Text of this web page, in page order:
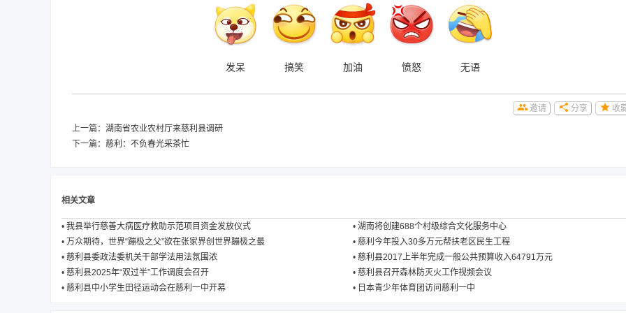
发呆 搞笑 加油 愤怒 无语
收
分享
邀请
上一篇： 湖南省农业农村厅来慈利县调研
下一篇： 慈利：不负春光采茶忙
相关文章
• 我县举行慈善大病医疗救助示范项目资金发放仪式 • 湖南将创建688个村级综合文化服务中心
• 万众期待，世界“蹦极之父”欲在张家界创世界蹦极之最 • 慈利今年投入30多万元帮扶老区民生工程
• 慈利县委政法委机关干部学法用法氛围浓 • 慈利县2017上半年完成一般公共预算收入64791万元
• 慈利县2025年“双过半”工作调度会召开 • 慈利县召开森林防灭火工作视频会议
• 慈利县中小学生田径运动会在慈利一中开幕 • 日本青少年体育团访问慈利一中